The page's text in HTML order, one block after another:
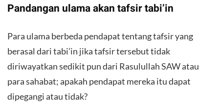
Pandangan ulama akan tafsir tabi’in
Para ulama berbeda pendapat tentang tafsir yang
berasal dari tabi’in jika tafsir tersebut tidak
diriwayatkan sedikit pun dari Rasulullah SAW atau
para sahabat; apakah pendapat mereka itu dapat
dipegangi atau tidak?